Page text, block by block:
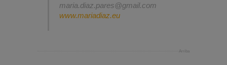
maria.diaz.pares@gmail.com
www.mariadiaz.eu
Arriba